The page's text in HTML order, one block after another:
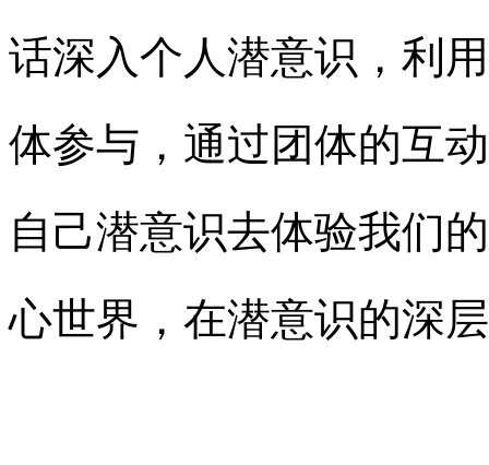
话深入个人潜意识，利
体参与，通过团体的互
自己潜意识去体验我们
心世界，在潜意识的深